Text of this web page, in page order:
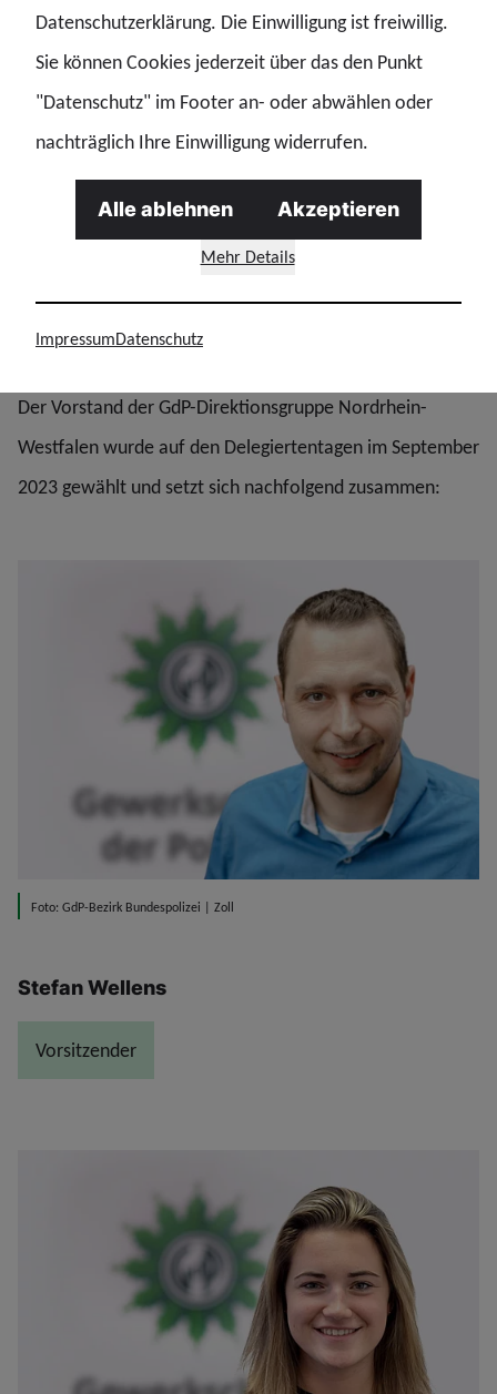
Foto: GdP-Direktionsgruppe NRW
Vorstand
Der Vorstand der GdP-Direktionsgruppe Nordrhein-
Westfalen wurde auf den Delegiertentagen im September
2023 gewählt und setzt sich nachfolgend zusammen:
Foto: GdP-Bezirk Bundespolizei | Zoll
Stefan Wellens
Vorsitzender
Datenschutzerklärung. Die Einwilligung ist freiwillig.
Sie können Cookies jederzeit über das den Punkt
"Datenschutz" im Footer an- oder abwählen oder
nachträglich Ihre Einwilligung widerrufen.
Mehr Details
Alle ablehnen Akzeptieren
ImpressumDatenschutz